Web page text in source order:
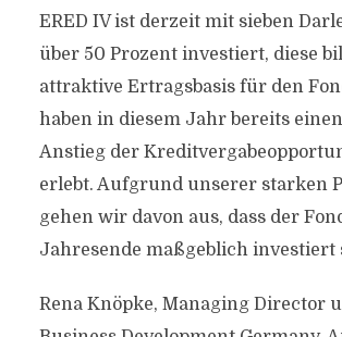
ERED IV ist derzeit mit sieben
über 50 Prozent investiert, diese
attraktive Ertragsbasis für den
haben in diesem Jahr bereits
Anstieg der
erlebt. Aufgrund unserer starken
gehen wir davon aus, dass der
Jahresende maßgeblich investiert
Rena Knöpke, Managing Director